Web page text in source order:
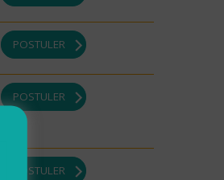
POSTULER
POSTULER
POSTULER